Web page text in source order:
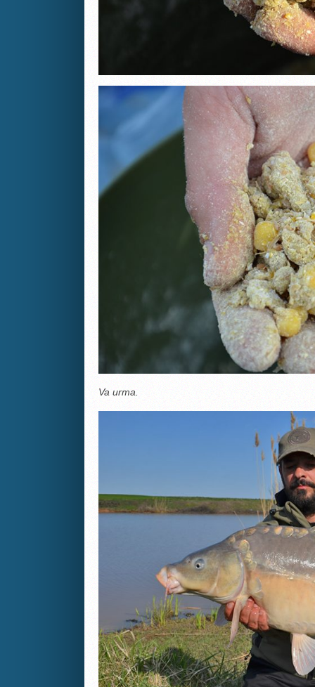
Va urma.